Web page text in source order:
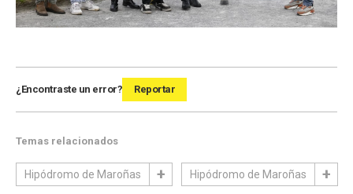
¿Encontraste un error? Reportar
Temas relacionados
Hipódromo de Maroñas Hipódromo de Maroñas